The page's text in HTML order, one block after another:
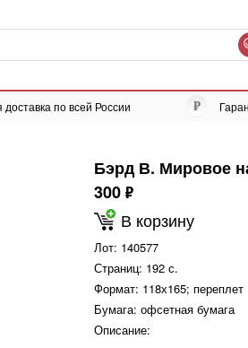
по всей России
Бэрд В. Мировое
300 ф
В корзину
Лот: 140577
Страниц: 192 с.
Формат: 118х165; переплет
Бумага: офсетная бумага
Описание: